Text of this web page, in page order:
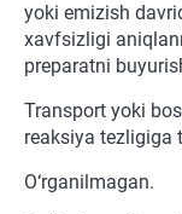
yoki emizish
xavfsizligi
preparatni
Transport yoki
reaksiya tezligiga
O‘rganilmagan.